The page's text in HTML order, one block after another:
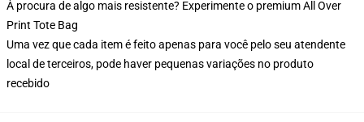
À procura de algo mais resistente? Experimente o premium All Over
Print Tote Bag
Uma vez que cada item é feito apenas para você pelo seu atendente
local de terceiros, pode haver pequenas variações no produto
recebido